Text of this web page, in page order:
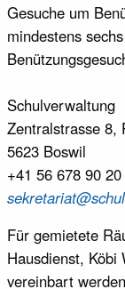
Gesuche um
mindestens
Schulverwaltung
Zentralstrasse 8,
5623 Boswil
+41 56 678 90 20
Für gemietete
Hausdienst, Köbi
vereinbart